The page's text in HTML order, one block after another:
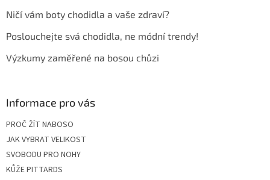
Ničí vám boty chodidla a vaše zdraví?
Poslouchejte svá chodidla, ne módní trendy!
Výzkumy zaměřené na bosou chůzi
Informace pro vás
PROČ ŽÍT NABOSO
JAK VYBRAT VELIKOST
SVOBODU PRO NOHY
KŮŽE PITTARDS